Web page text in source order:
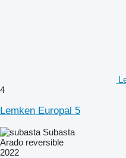
4
Lemken Europal 5
Subasta
Arado reversible
2022